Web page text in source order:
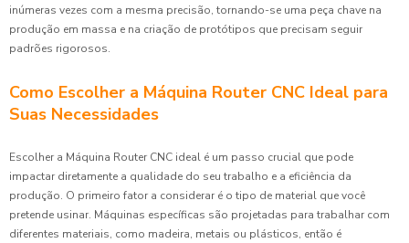
inúmeras vezes com a mesma precisão, tornando-se uma peça chave na
produção em massa e na criação de protótipos que precisam seguir
padrões rigorosos.
Como Escolher a Máquina Router CNC Ideal para
Suas Necessidades
Escolher a Máquina Router CNC ideal é um passo crucial que pode
impactar diretamente a qualidade do seu trabalho e a eficiência da
produção. O primeiro fator a considerar é o tipo de material que você
pretende usinar. Máquinas específicas são projetadas para trabalhar com
diferentes materiais, como madeira, metais ou plásticos, então é